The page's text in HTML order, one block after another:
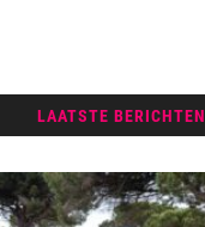
LAATSTE BERICHTEN